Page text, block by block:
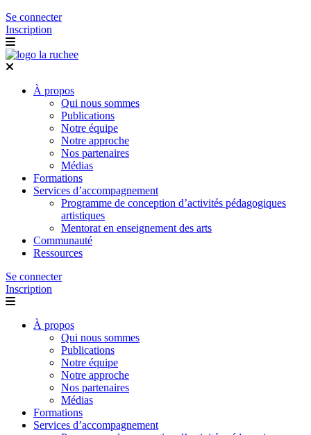
Se connecter
Inscription
À propos
Qui nous sommes
Publications
Notre équipe
Notre approche
Nos partenaires
Médias
Formations
Services d’accompagnement
Programme de conception d’activités pédagogiques
artistiques
Mentorat en enseignement des arts
Communauté
Ressources
Se connecter
Inscription
À propos
Qui nous sommes
Publications
Notre équipe
Notre approche
Nos partenaires
Médias
Formations
Services d’accompagnement